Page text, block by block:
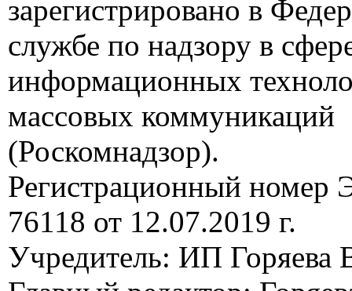
зарегистрировано в
службе по надзору в
информационных
массовых коммуникаций
(Роскомнадзор).
Регистрационный
76118 от 12.07.2019 г.
Учредитель: ИП Горяева